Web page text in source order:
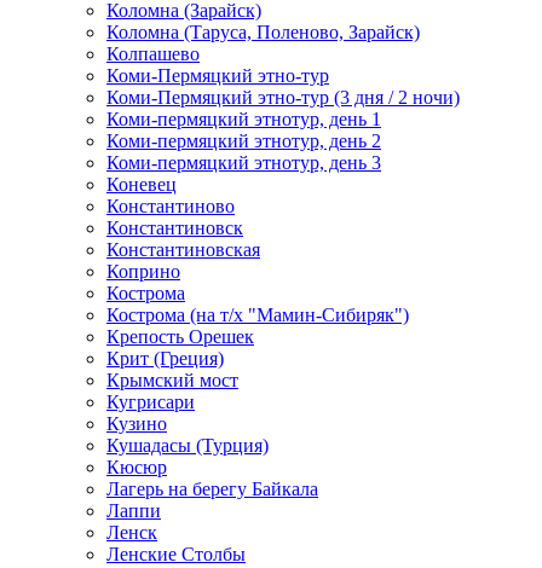
Коломна (Зарайск)
Коломна (Таруса, Поленово, Зарайск)
Колпашево
Коми-Пермяцкий этно-тур
Коми-Пермяцкий этно-тур (3 дня / 2 ночи)
Коми-пермяцкий этнотур, день 1
Коми-пермяцкий этнотур, день 2
Коми-пермяцкий этнотур, день 3
Коневец
Константиново
Константиновск
Константиновская
Коприно
Кострома
Кострома (на т/х "Мамин-Сибиряк")
Крепость Орешек
Крит (Греция)
Крымский мост
Кугрисари
Кузино
Кушадасы (Турция)
Кюсюр
Лагерь на берегу Байкала
Лаппи
Ленск
Ленские Столбы